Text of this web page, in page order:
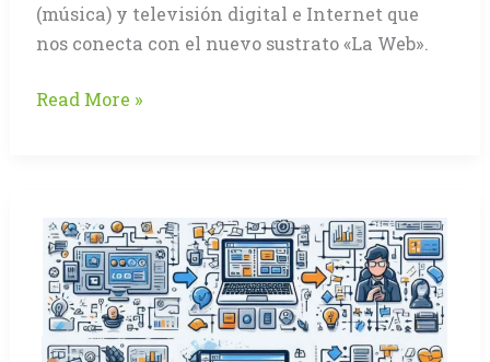
(música) y televisión digital e Internet que
nos conecta con el nuevo sustrato «La Web».
Contenidos
web
Read More »